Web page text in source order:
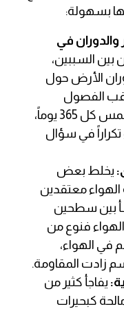
بسهولة:
والدوران في
السببين،
الأرض حول
تعاقب الفصول
الأربعة سببه دورانها حول الشمس كل 365 يوماً،
تكراراً في سؤال
يخلط بعض
الهواء معتقدين
بين سطحين
فنوع من
في الهواء،
زادت المقاومة.
يفاجأ كثير من
كبحيرات